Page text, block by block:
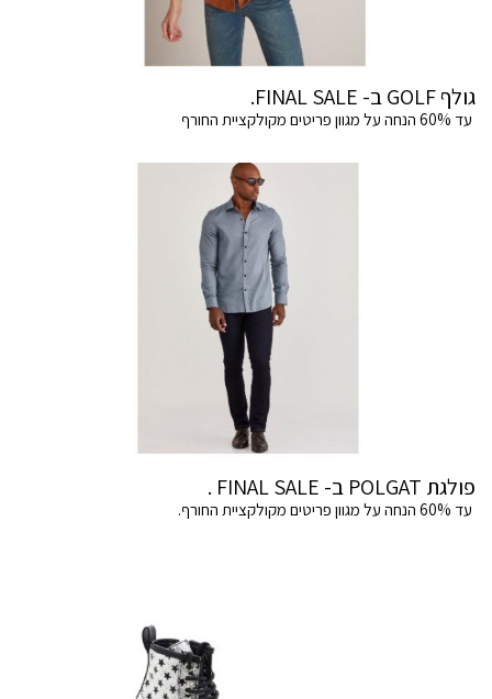
גולף GOLF ב- FINAL SALE.
עד 60% הנחה על מגוון פריטים מקולקציית החורף
פולגת POLGAT ב- FINAL SALE .
עד 60% הנחה על מגוון פריטים מקולקציית החורף.